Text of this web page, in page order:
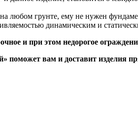
любом грунте, ему не нужен
динамическим и
и при этом недорогое
поможет вам и доставит изделия